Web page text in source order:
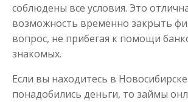
соблюдены все условия. Это
возможность временно закрыть
вопрос, не прибегая к помощи
знакомых.
Если вы находитесь в
понадобились деньги, то займы